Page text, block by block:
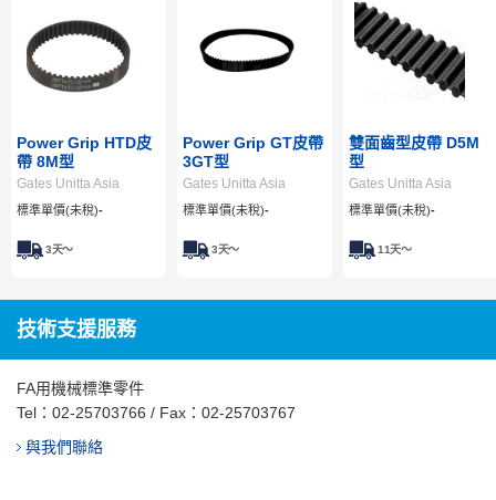
Power Grip HTD皮
帶 8M型
Gates Unitta Asia
標準單價(未稅)-
3天～
Power Grip GT皮帶
3GT型
Gates Unitta Asia
標準單價(未稅)-
3天～
雙面齒型皮帶 D5M
型
Gates Unitta Asia
標準單價(未稅)-
11天～
技術支援服務
FA用機械標準零件
Tel： 02-25703766 / Fax：02-25703767
與我們聯絡